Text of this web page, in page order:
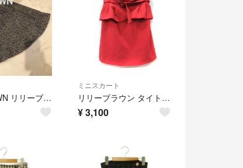
LILY BROWN リリーブラウン ブラックツイードフレアミニスカート
ミニスカート
リリーブラウン タイトスカート ミニ 1 S 赤 レッド /YI
¥3,100